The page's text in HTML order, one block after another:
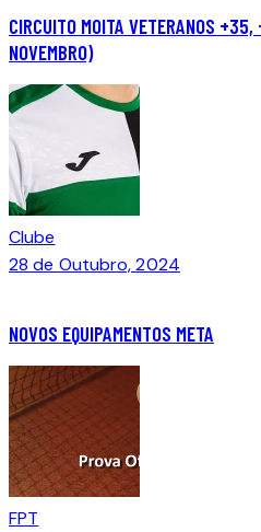
CIRCUITO MOITA VETERANOS
NOVEMBRO)
Clube
28 de Outubro, 2024
NOVOS EQUIPAMENTOS META
FPT